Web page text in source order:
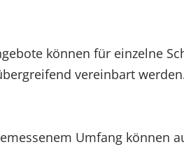
können für einzelne
vereinbart
Umfang können